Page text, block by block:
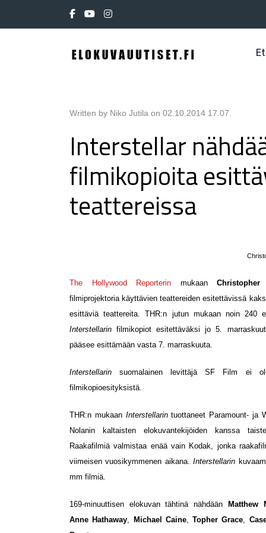
Written by Niko Jutila on 02.10.2014 17.07
Interstellar
filmikopioita
teattereissa
The Hollywood Reporterin mukaan
filmiprojektoria käyttävien teattereiden esitettävissä
esittäviä teattereita. THR:n jutun mukaan noin 240
Interstellarin filmikopiot esitettäväksi jo 5.
pääsee esittämään vasta 7. marraskuuta.
Interstellarin suomalainen levittäjä SF Film ei
filmikopioesityksistä.
THR:n mukaan Interstellarintuottaneet Paramount- ja
Nolanin kaltaisten elokuvantekijöiden kanssa
Raakafilmiä valmistaa enää vain Kodak, jonka
viimeisen vuosikymmenen aikana.Interstellarin
mm filmiä.
169-minuuttisen elokuvan tähtinä nähdään Matthew
Anne Hathaway
Michael Caine,Topher Grace